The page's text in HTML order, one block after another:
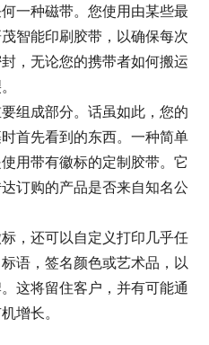
一种磁带。您使用由某些最
智能印刷胶带，以确保每次
，无论您的携带者如何搬运
组成部分。话虽如此，您的
首先看到的东西。一种简单
用带有徽标的定制胶带。它
订购的产品是否来自知名公
，还可以自定义打印几乎任
语，签名颜色或艺术品，以
这将留住客户，并有可能通
增长。